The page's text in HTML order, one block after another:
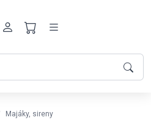
Majáky, sireny